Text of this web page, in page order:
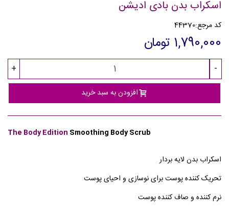
اسکراب بدن بادی ادیشن
کد مرجع:44370
1,790,000 تومان
-
+
افزودن به سبد خرید
The Body Edition Smoothing Body Scrub
اسکراب بدن لایه بردار
تحریک کننده پوست برای نوسازی و احیای پوست
نرم کننده و صاف کننده پوست